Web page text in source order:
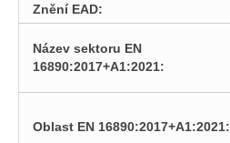
Znění EAD:
Název sektoru EN
16890:2017+A1:2021:
Oblast EN 16890:2017+A1:2021: